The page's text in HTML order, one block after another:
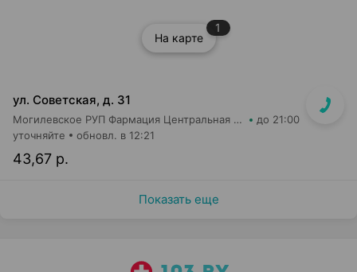
На карте
1
ул. Советская, д. 31
Могилевское РУП Фармация Центральная районная аптека №44 до 21:00
43,67 р.
уточняйте обновл. в 12:21
Показать еще